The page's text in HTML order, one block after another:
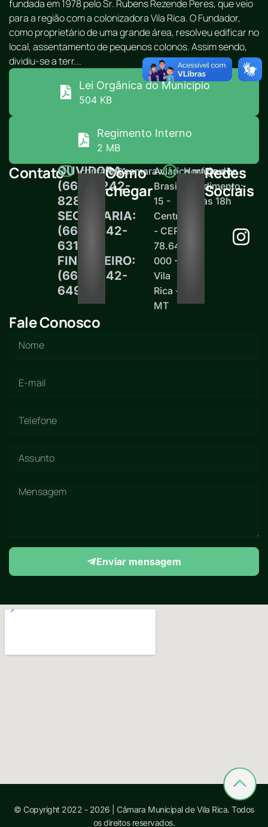
fundada em 1978 pelo Sr. Rubens Rezende Peres, que veio
para a região com a colonizadora Vila Rica. O Fundador,
como proprietário de uma grande área, resolveu edificar no
local, assentamento de pequenos colonos. Assim sendo,
dividiu-se a terr...
Lei Orgânica do Município
504 KB
Regimento Interno
2 MB
ContatoOUVIDORA:
(66) 99242-
8289
SECRETARIA:
(66)99242-
6313
FINANCEIRO:
(66)99242-
6497
contato@camaravilarica.mt.gov.br
Como
chegar
Av.
Brasil,
15 -
Centro
- CEP
78.645-
000 -
Vila
Rica -
MT
Horário de
atendimento:
12h às 18h
Redes
Sociais
Fale Conosco
Enviar mensagem
© Copyright 2022 - 2026 | Câmara Municipal de Vila Rica. Todos
os direitos reservados.